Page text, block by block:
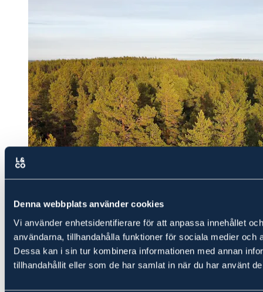
Denna webbplats använder cookies
Vi använder enhetsidentifierare för att anpassa innehållet
användarna, tillhandahålla funktioner för sociala medier och
Dessa kan i sin tur kombinera informationen med annan
tillhandahållit eller som de har samlat in när du har använt